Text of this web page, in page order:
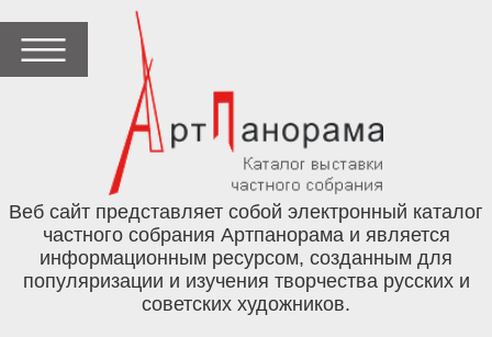
Веб сайт представляет собой электронный каталог
частного собрания Артпанорама и является
информационным ресурсом, созданным для
популяризации и изучения творчества русских и
советских художников.